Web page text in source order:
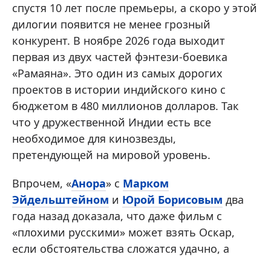
спустя 10 лет после премьеры, а скоро у этой
дилогии появится не менее грозный
конкурент. В ноябре 2026 года выходит
первая из двух частей фэнтези-боевика
«Рамаяна». Это один из самых дорогих
проектов в истории индийского кино с
бюджетом в 480 миллионов долларов. Так
что у дружественной Индии есть все
необходимое для кинозвезды,
претендующей на мировой уровень.
Впрочем, «Анора» с Марком
Эйдельштейном и Юрой Борисовым два
года назад доказала, что даже фильм с
«плохими русскими» может взять Оскар,
если обстоятельства сложатся удачно, а